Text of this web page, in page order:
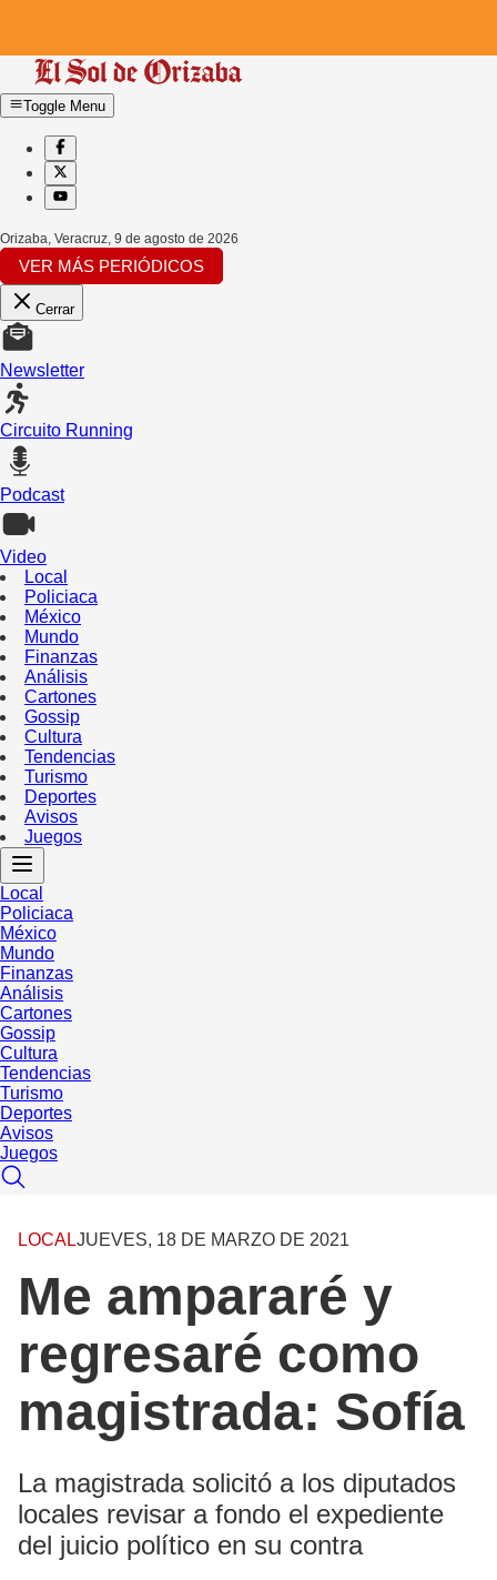
Toggle Menu
Orizaba, Veracruz, 9 de agosto de 2026
VER MÁS PERIÓDICOS
Cerrar
Newsletter
Circuito Running
Podcast
Video
Local
Policiaca
México
Mundo
Finanzas
Análisis
Cartones
Gossip
Cultura
Tendencias
Turismo
Deportes
Avisos
Juegos
Local
Policiaca
México
Mundo
Finanzas
Análisis
Cartones
Gossip
Cultura
Tendencias
Turismo
Deportes
Avisos
Juegos
LOCALJUEVES, 18 DE MARZO DE 2021
Me ampararé y
regresaré como
magistrada: Sofía
La magistrada solicitó a los diputados
locales revisar a fondo el expediente
del juicio político en su contra